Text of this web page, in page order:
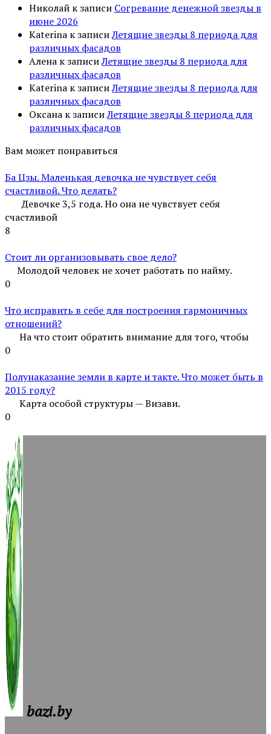
Николай к записи Согревание денежной звезды в
июне 2026
Katerina к записиЛетящие звезды 8 периода для
различных фасадов
Алена к записиЛетящие звезды 8 периода для
различных фасадов
Katerina к записиЛетящие звезды 8 периода для
различных фасадов
Оксана к записиЛетящие звезды 8 периода для
различных фасадов
Вам может понравиться
Ба Цзы. Маленькая девочка не чувствует себя
счастливой. Что делать?
Девочке 3,5 года. Но она не чувствует себя
счастливой
8
Стоит ли организовывать свое дело?
Молодой человек не хочет работать по найму.
0
Что исправить в себе для построения гармоничных
отношений?
На что стоит обратить внимание для того, чтобы
0
Полунаказание земли в карте и такте. Что может быть в
2015 году?
Карта особой структуры — Визави.
0
bazi.by